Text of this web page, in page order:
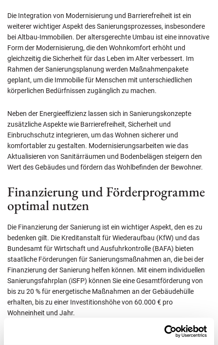
Die Integration von Modernisierung und Barrierefreiheit ist ein
weiterer wichtiger Aspekt des Sanierungsprozesses, insbesondere
bei Altbau-Immobilien. Der altersgerechte Umbau ist eine innovative
Form der Modernisierung, die den Wohnkomfort erhöht und
gleichzeitig die Sicherheit für das Leben im Alter verbessert. Im
Rahmen der Sanierungsplanung werden Maßnahmenpakete
geplant, um die Immobilie für Menschen mit unterschiedlichen
körperlichen Bedürfnissen zugänglich zu machen.
Neben der Energieeffizienz lassen sich in Sanierungskonzepte
zusätzliche Aspekte wie Barrierefreiheit, Sicherheit und
Einbruchschutz integrieren, um das Wohnen sicherer und
komfortabler zu gestalten. Modernisierungsarbeiten wie das
Aktualisieren von Sanitärräumen und Bodenbelägen steigern den
Wert des Gebäudes und fördern das Wohlbefinden der Bewohner.
Finanzierung und Förderprogramme
optimal nutzen
Die Finanzierung der Sanierung ist ein wichtiger Aspekt, den es zu
bedenken gilt. Die Kreditanstalt für Wiederaufbau (KfW) und das
Bundesamt für Wirtschaft und Ausfuhrkontrolle (BAFA) bieten
staatliche Förderungen für Sanierungsmaßnahmen an, die bei der
Finanzierung der Sanierung helfen können. Mit einem individuellen
Sanierungsfahrplan (iSFP) können Sie eine Gesamtförderung von
bis zu 20 % für energetische Maßnahmen an der Gebäudehülle
erhalten, bis zu einer Investitionshöhe von 60.000 € pro
Wohneinheit und Jahr.
Die Beratung zur Förderung von Sanierungsmaßnahmen durch